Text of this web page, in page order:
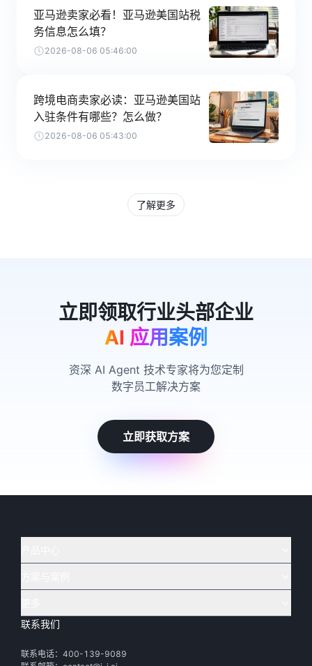
亚马逊卖家必看！亚马逊美国站税
务信息怎么填？
2026-08-06 05:46:00
跨境电商卖家必读：亚马逊美国站
入驻条件有哪些？怎么做？
2026-08-06 05:43:00
了解更多
AI 应用案例
资深 AI Agent 技术专家将为您定制
数字员工解决方案
立即获取方案
下载体验
实在学院 渠道加盟
联系我们
联系电话：400-139-9089